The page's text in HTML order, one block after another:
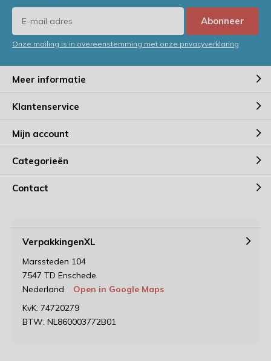
Abonneer
Onze mailing is in overeenstemming met onze privacyverklaring
Meer informatie
Klantenservice
Mijn account
Categorieën
Contact
VerpakkingenXL
Marssteden 104
7547 TD Enschede
Nederland
Open in Google Maps
KvK: 74720279
BTW: NL860003772B01